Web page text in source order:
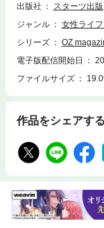
感満載でお届けしてい
な1日を。
出版社
スターツ出版
ジャンル
女性ライ
シリーズ
OZ
電子版配信開始日
ファイルサイズ
作品をシェアする